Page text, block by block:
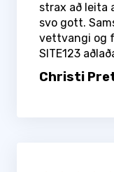
strax að leita
svo gott.
vettvangi og
SITE123
Christi